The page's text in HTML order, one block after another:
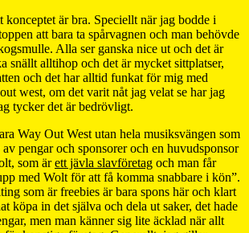
konceptet är bra. Speciellt när jag bodde i
att bara ta spårvagnen och man behövde
Alla ser ganska nice ut och det är
snällt alltihop och det är mycket sittplatser,
och det har alltid funkat för mig med
west, om det varit nåt jag velat se har jag
tycker det är bedrövligt.
Way Out West utan hela musiksvängen som
pengar och sponsorer och en huvudsponsor
som ärett jävla slavföretag och man får
med Wolt för att få komma snabbare i kön”.
som är freebies är bara spons här och klart
köpa in det själva och dela ut saker, det hade
men man känner sig lite äcklad när allt